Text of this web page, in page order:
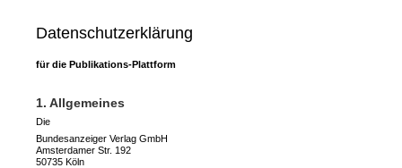
Datenschutzerklärung
für die Publikations-Plattform
1. Allgemeines
Die
Bundesanzeiger Verlag GmbH
Amsterdamer Str. 192
50735 Köln